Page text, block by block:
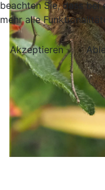
beachten Sie, dass
mehr alle
Akzeptieren